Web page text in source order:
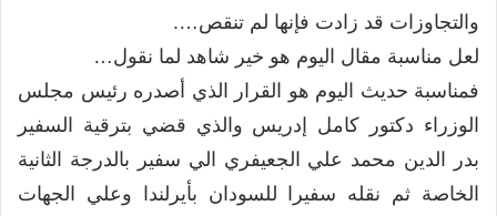
والتجاوزات قد زادت فإنها لم تنقص….
لعل مناسبة مقال اليوم هو خير شاهد لما نقول…
فمناسبة حديث اليوم هو القرار الذي أصدره رئيس مجلس
الوزراء دكتور كامل إدريس والذي قضي بترقية السفير
بدر الدين محمد علي الجعيفري الي سفير بالدرجة الثانية
الخاصة ثم نقله سفيرا للسودان بأيرلندا وعلي الجهات